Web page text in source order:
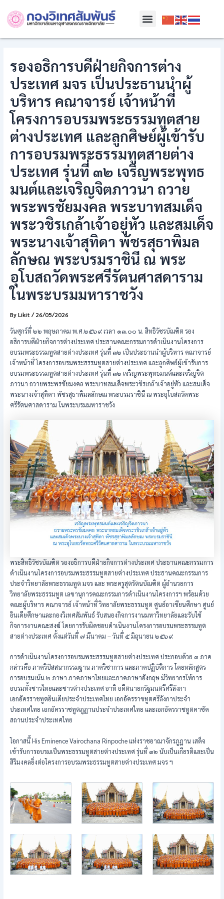
content
Menu
รองอธิการบดีฝ่ายกิจการต่าง
ประเทศ มจร เป็นประธานนำผู้
บริหาร คณาจารย์ เจ้าหน้าที่
โครงการอบรมพระธรรมทูตสาย
ต่างประเทศ และลูกศิษย์ผู้เข้ารับ
การอบรมพระธรรมทูตสายต่าง
ประเทศ รุ่นที่ ๓๒ เจริญพระพุทธ
มนต์และเจริญจิตภาวนา ถวาย
พระพรชัยมงคล พระบาทสมเด็จ
พระวชิรเกล้าเจ้าอยู่หัว และสมเด็จ
พระนางเจ้าสุทิดา พัชรสุธาพิมล
ลักษณ พระบรมราชินี ณ พระ
อุโบสถวัดพระศรีรัตนศาสดาราม
ในพระบรมมหาราชวัง
ByLikit/26/05/2026
วันศุกร์ที่ ๒๒ พฤษภาคม พ.ศ.๒๕๖๙ เวลา ๑๓.๐๐ น. สิทธิวัชรบัณฑิต รอง
อธิการบดีฝ่ายกิจการต่างประเทศ ประธานคณะกรรมการดำเนินงานโครงการ
อบรมพระธรรมทูตสายต่างประเทศ รุ่นที่ ๓๒ เป็นประธานนำผู้บริหาร คณาจารย์
เจ้าหน้าที่ โครงการอบรมพระธรรมทูตสายต่างประเทศ และลูกศิษย์ผู้เข้ารับการ
อบรมพระธรรมทูตสายต่างประเทศ รุ่นที่ ๓๒ เจริญพระพุทธมนต์และเจริญจิต
ภาวนา ถวายพระพรชัยมงคล พระบาทสมเด็จพระวชิรเกล้าเจ้าอยู่หัว และสมเด็จ
พระนางเจ้าสุทิดา พัชรสุธาพิมลลักษณ พระบรมราชินี ณ พระอุโบสถวัดพระ
ศรีรัตนศาสดาราม ในพระบรมมหาราชวัง
พระสิทธิวัชรบัณฑิต รองอธิการบดีฝ่ายกิจการต่างประเทศ ประธานคณะกรรมการ
ดำเนินงานโครงการอบรมพระธรรมทูตสายต่างประเทศ ประธานคณะกรรมการ
ประจำวิทยาลัยพระธรรมทูต มจร และ พระครูสุตรัตนบัณฑิต ผู้อำนวยการ
วิทยาลัยพระธรรมทูต เลขานุการคณะกรรมการดำเนินงานโครงการฯ พร้อมด้วย
คณะผู้บริหาร คณาจารย์ เจ้าหน้าที่ วิทยาลัยพระธรรมทูต ศูนย์อาเซียนศึกษา ศูนย์
อินเดียศึกษาและกองวิเทศสัมพันธ์ รับสนองกิจการงานมหาวิทยาลัยและรับใช้
กิจการงานคณะสงฆ์ โดยการรับผิดชอบดำเนินงานโครงการอบรมพระธรรมทูต
สายต่างประเทศ ตั้งแต่วันที่ ๗ มีนาคม – วันที่ ๕ มิถุนายน ๒๕๖๙
การดำเนินงานโครงการอบรมพระธรรมทูตสายต่างประเทศ ประกอบด้วย ๓ ภาค
กล่าวคือ ภาควิปัสสนากรรมฐาน ภาควิชาการ และภาคปฏิบัติการ โดยหลักสูตร
การอบรมเน้น ๒ ภาษา ภาคภาษาไทยและภาคภาษาอังกฤษ มีวิทยากรให้การ
อบรมทั้งชาวไทยและชาวต่างประเทศ อาทิ อดีตนายกรัฐมนตรีศรีลังกา
เอกอัครราชทูตอินเดียประจำประเทศไทย เอกอัครราชทูตศรีลังกาประจำ
ประเทศไทย เอกอัครราชทูตภูฏานประจำประเทศไทย และเอกอัครราชทูตคาซัค
สถานประจำประเทศไทย
โอกาสนี้ His Eminence Vairochana Rinpoche แห่งราชอาณาจักรภูฏาน เสด็จ
เข้ารับการอบรมเป็นพระธรรมทูตสายต่างประเทศ รุ่นที่ ๓๒ นับเป็นเกียรติและเป็น
สิริมงคลยิ่งต่อโครงการอบรมพระธรรมทูตสายต่างประเทศ มจร ฯ
navigation